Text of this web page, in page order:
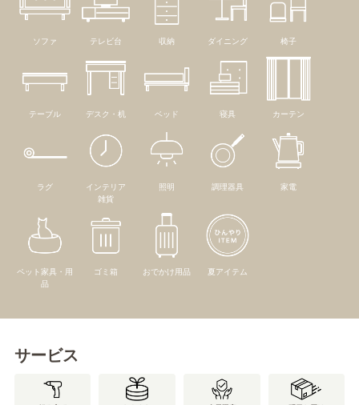
ソファ テレビ台 収納 ダイニング 椅子
テーブル デスク・机 ベッド 寝具 カーテン
ラグ
インテリア
雑貨
照明 調理器具 家電
ペット家具・用
品
ゴミ箱 おでかけ用品 夏アイテム
サービス